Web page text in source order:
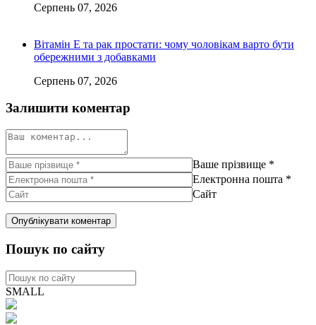
Серпень 07, 2026
Вітамін Е та рак простати: чому чоловікам варто бути
обережними з добавками
Серпень 07, 2026
Залишити коментар
Ваше прізвище *
Електронна пошта *
Сайт
Пошук по сайту
SMALL